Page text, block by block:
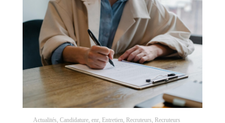
Actualités, Candidature, enr, Entretien, Recruteurs, Recruteurs